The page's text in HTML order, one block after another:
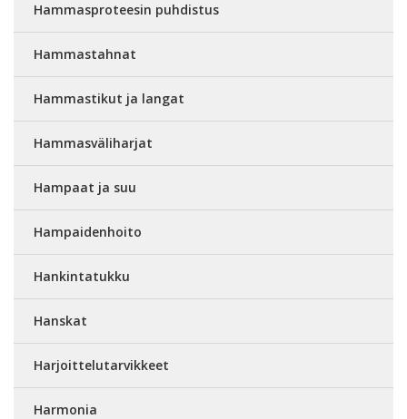
Hammasproteesin puhdistus
Hammastahnat
Hammastikut ja langat
Hammasväliharjat
Hampaat ja suu
Hampaidenhoito
Hankintatukku
Hanskat
Harjoittelutarvikkeet
Harmonia